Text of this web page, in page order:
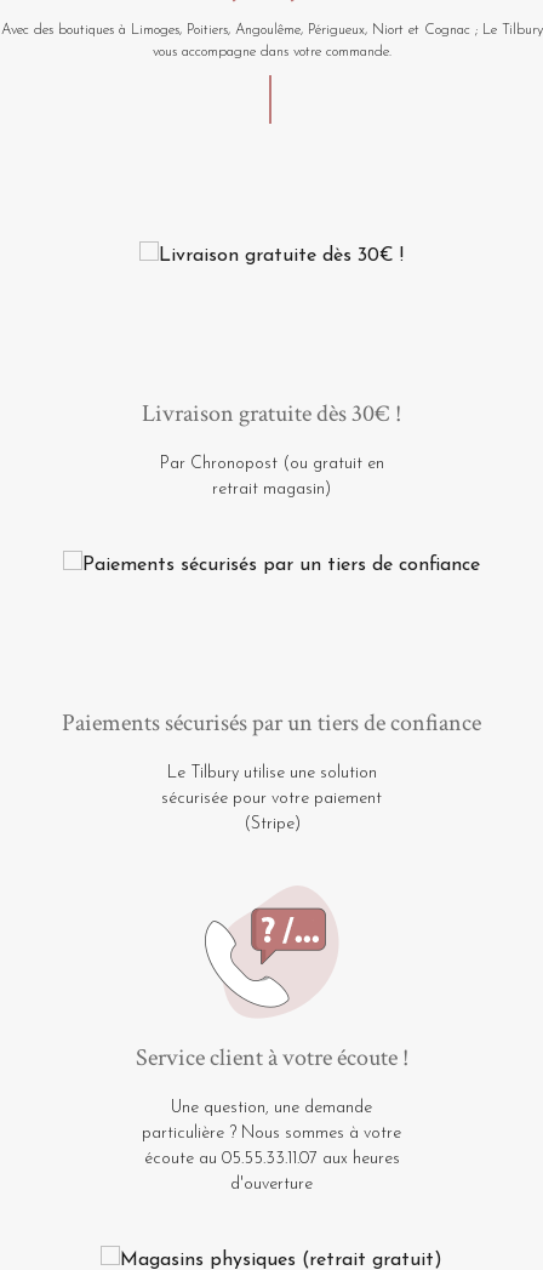
Avec des boutiques à Limoges, Poitiers, Angoulême, Périgueux, Niort et Cognac ; Le Tilbury
vous accompagne dans votre commande.
Livraison gratuite dès 30€ !
Par Chronopost (ou gratuit en
retrait magasin)
Paiements sécurisés par un tiers de confiance
Le Tilbury utilise une solution
sécurisée pour votre paiement
(Stripe)
Service client à votre écoute !
Une question, une demande
particulière ? Nous sommes à votre
écoute au 05.55.33.11.07 aux heures
d'ouverture